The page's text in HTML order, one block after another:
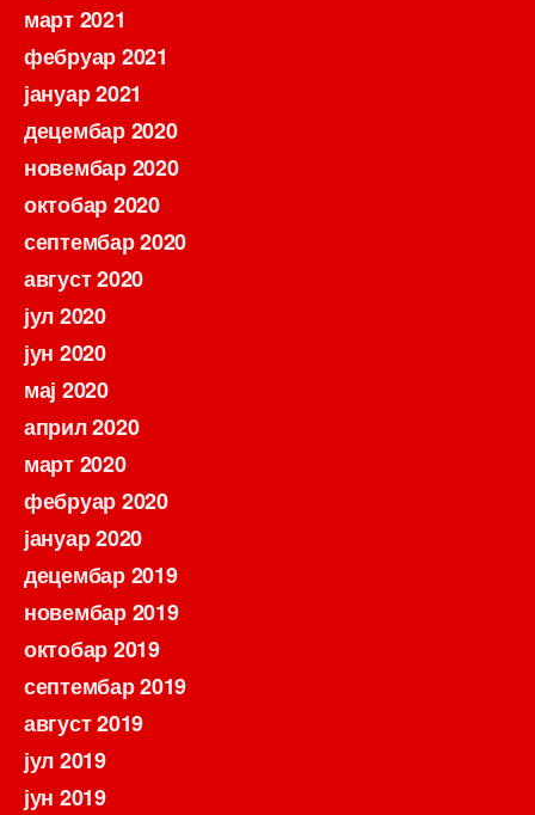
март 2021
фебруар 2021
јануар 2021
децембар 2020
новембар 2020
октобар 2020
септембар 2020
август 2020
јул 2020
јун 2020
мај 2020
април 2020
март 2020
фебруар 2020
јануар 2020
децембар 2019
новембар 2019
октобар 2019
септембар 2019
август 2019
јул 2019
јун 2019